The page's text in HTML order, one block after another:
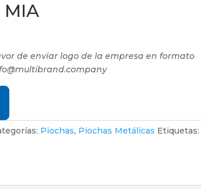
MIA
de enviar logo de la empresa en formato
Piochas, Piochas Metálicas Etiquetas: